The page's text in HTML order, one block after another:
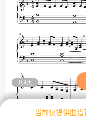
共4页
当前仅提供曲